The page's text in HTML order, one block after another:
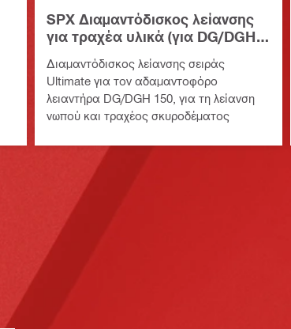
SPX Διαμαντόδισκος λείανσης
για τραχέα υλικά (για DG/DGH
Διαμαντόδισκος λείανσης σειράς
Ultimate για τον αδαμαντοφόρο
λειαντήρα DG/DGH 150, για τη λείανση
νωπού και τραχέος σκυροδέματος